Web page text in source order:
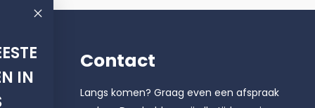
Contact
Langs komen? Graag even een afspraak
IN